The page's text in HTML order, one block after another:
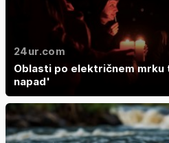
24ur.com
Oblasti po električnem
napad'